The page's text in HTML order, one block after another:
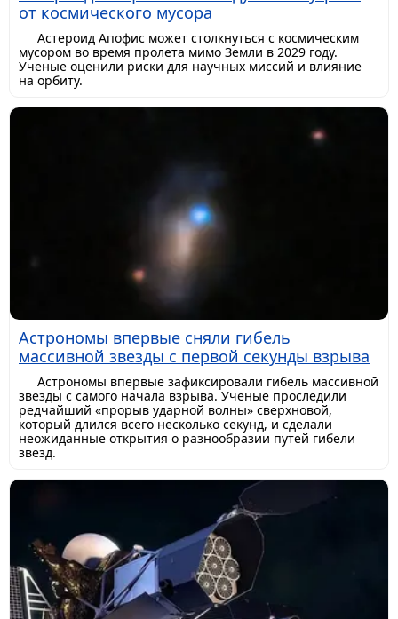
от космического мусора
Астероид Апофис может столкнуться с космическим
мусором во время пролета мимо Земли в 2029 году.
Ученые оценили риски для научных миссий и влияние
на орбиту.
Астрономы впервые сняли гибель
массивной звезды с первой секунды взрыва
Астрономы впервые зафиксировали гибель массивной
звезды с самого начала взрыва. Ученые проследили
редчайший «прорыв ударной волны» сверхновой,
который длился всего несколько секунд, и сделали
неожиданные открытия о разнообразии путей гибели
звезд.